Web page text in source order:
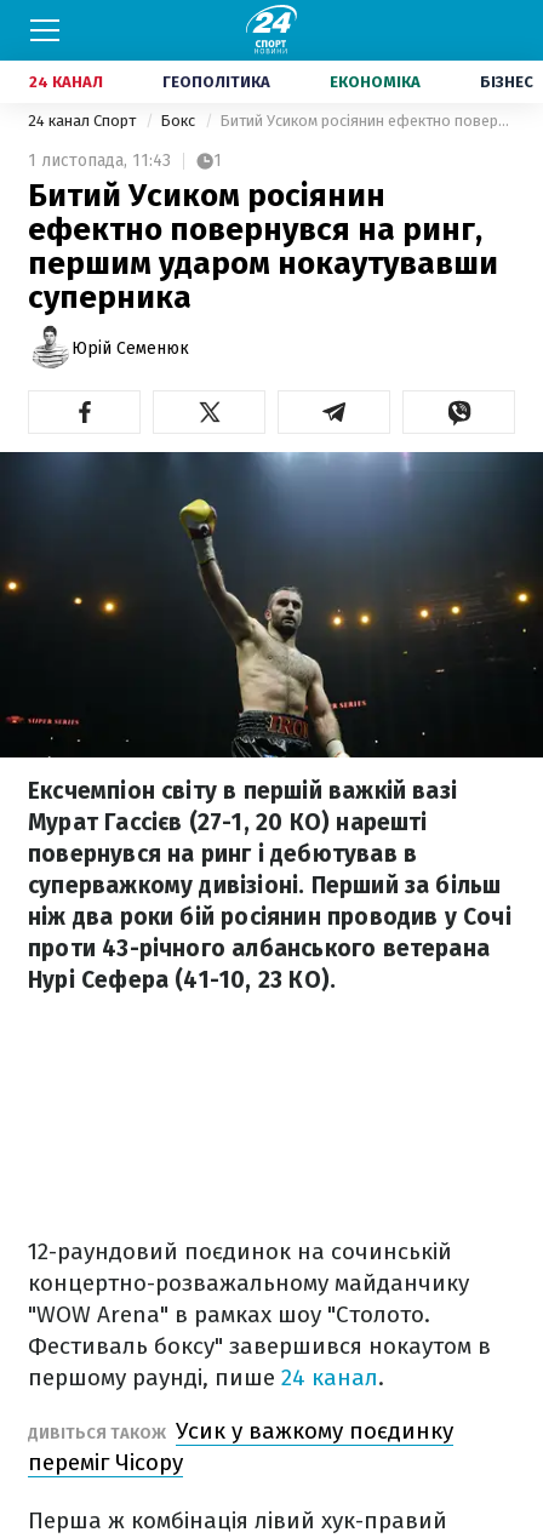
24 КАНАЛ ГЕОПОЛІТИКА ЕКОНОМІКА БІЗНЕС
24 канал Спорт Бокс Битий Усиком росіянин ефектно повернувся на ринг, першим ударом нокаутувавши суперника
1 листопада, 11:43 1
Битий Усиком росіянин
ефектно повернувся на ринг,
першим ударом нокаутувавши
суперника
Юрій Семенюк
Ексчемпіон світу в першій важкій вазі
Мурат Гассієв (27-1, 20 КО) нарешті
повернувся на ринг і дебютував в
суперважкому дивізіоні. Перший за більш
ніж два роки бій росіянин проводив у Сочі
проти 43-річного албанського ветерана
Нурі Сефера (41-10, 23 КО).
12-раундовий поєдинок на сочинській
концертно-розважальному майданчику
"WOW Arena" в рамках шоу "Столото.
Фестиваль боксу" завершився нокаутом в
першому раунді, пише 24 канал.
ДИВІТЬСЯ ТАКОЖ Усик у важкому поєдинку
переміг Чісору
Перша ж комбінація лівий хук-правий